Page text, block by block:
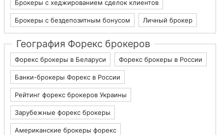
Брокеры с хеджированием сделок клиентов
Брокеры с бездепозитным бонусом Личный брокер
География Форекс брокеров
Форекс брокеры в Беларуси Форекс брокеры в России
Банки-брокеры Форекс в России
Рейтинг форекс брокеров Украины
Зарубежные форекс брокеры
Американские брокеры форекс